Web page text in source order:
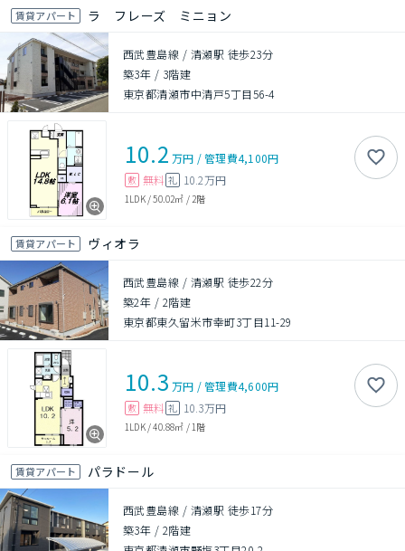
賃貸アパート ラ フレーズ ミニョン
西武豊島線 / 清瀬駅 徒歩23分
築3年 / 3階建
東京都清瀬市中清戸5丁目56-4
10.2 万円 /管理費4,100円
敷 無料 礼 10.2万円
1LDK/50.02㎡ / 2階
賃貸アパート ヴィオラ
西武豊島線 / 清瀬駅 徒歩22分
築2年 / 2階建
東京都東久留米市幸町3丁目11-29
10.3 万円 /管理費4,600円
敷 無料 礼 10.3万円
1LDK/40.88㎡ / 1階
賃貸アパート パラドール
西武豊島線 / 清瀬駅 徒歩17分
築3年 / 2階建